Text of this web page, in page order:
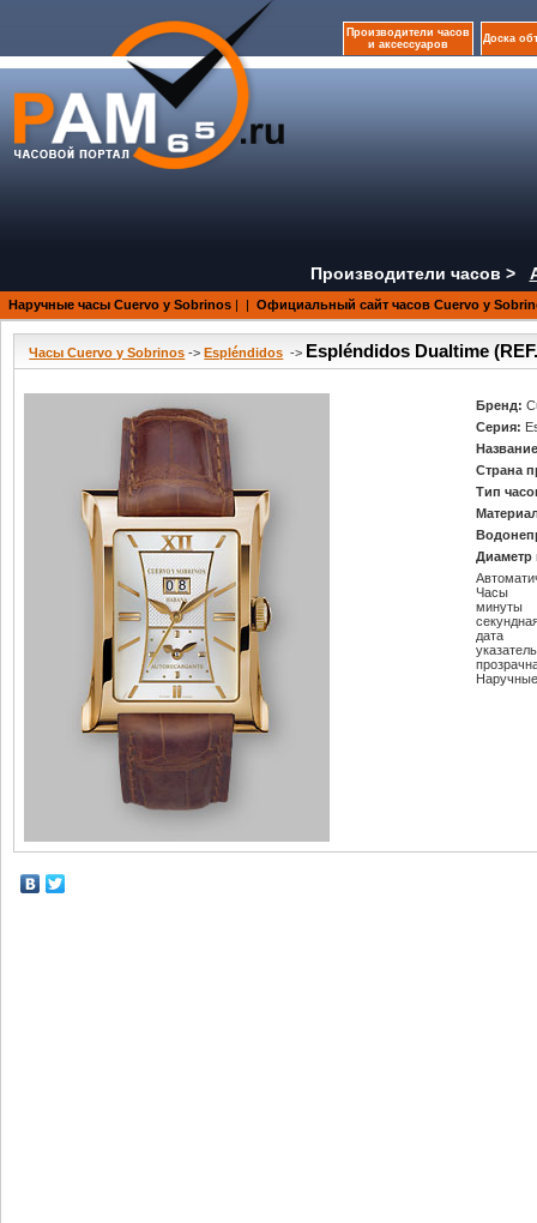
Производители часов
и аксессуаров
Доска
Производители часов >
Наручные часы Cuervo y Sobrinos | | Официальный сайт часов Cuervo y
Часы Cuervo y Sobrinos -> Espléndidos -> Espléndidos Dualtime
Бренд:
Серия:
Страна
Тип
Диаметр
Часы
минуты
дата